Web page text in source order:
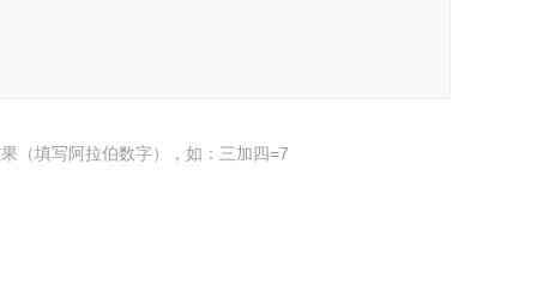
（填写阿拉伯数字），如：三加四=7